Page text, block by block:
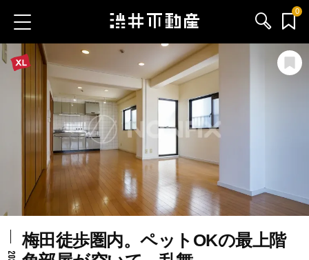
0
お気に入り物件 お問い合わせ
ブログ
サービス内容
渋井不動産のメンバー
会社情報
梅田徒歩圏内。ペットOKの最上階